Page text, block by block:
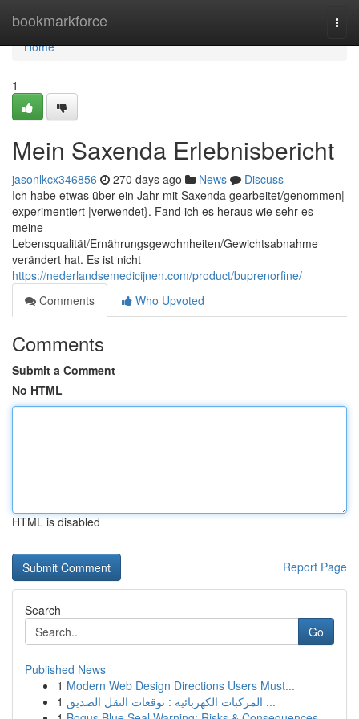
bookmarkforce
Home
Home
1
Mein Saxenda Erlebnisbericht
jasonlkcx346856 270 days ago News
Discuss
Ich habe etwas über ein Jahr mit Saxenda gearbeitet/genommen|
experimentiert |verwendet}. Fand ich es heraus wie sehr es
meine
Lebensqualität/Ernährungsgewohnheiten/Gewichtsabnahme
verändert hat. Es ist nicht
https://nederlandsemedicijnen.com/product/buprenorfine/
Comments
Who Upvoted
Comments
Submit a Comment
No HTML
HTML is disabled
Report Page
Search
Go
Published News
1 Modern Web Design Directions Users Must...
1
المركبات الكهربائية : توقعات النقل الصديق ...